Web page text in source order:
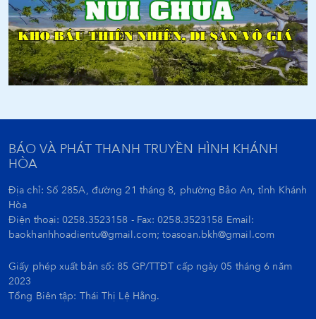
BÁO VÀ PHÁT THANH TRUYỀN HÌNH KHÁNH
HÒA
Địa chỉ: Số 285A, đường 21 tháng 8, phường Bảo An, tỉnh Khánh
Hòa
Điện thoại: 0258.3523158 - Fax: 0258.3523158 Email:
baokhanhhoadientu@gmail.com; toasoan.bkh@gmail.com
Giấy phép xuất bản số: 85 GP/TTĐT cấp ngày 05 tháng 6 năm
2023
Tổng Biên tập: Thái Thị Lệ Hằng.